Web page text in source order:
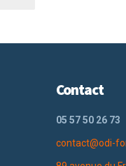
Contact
05 57 50 26 73
contact@odi-